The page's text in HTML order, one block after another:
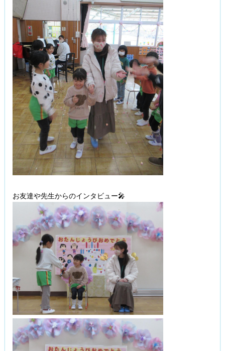
お友達や先生からのインタビュー🎤